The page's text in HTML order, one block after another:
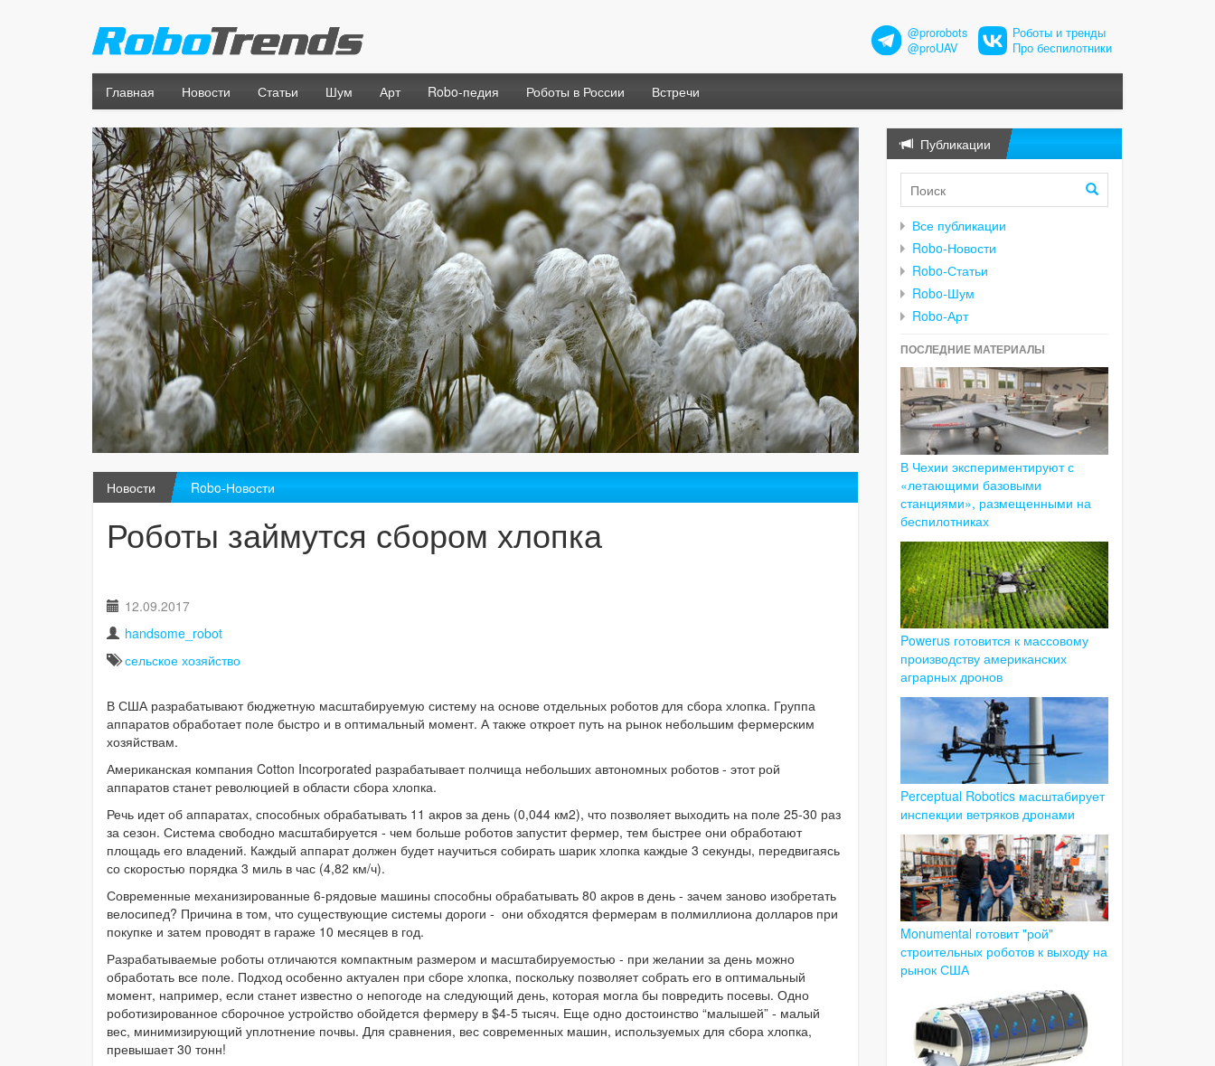
@prorobots
@proUAV
Роботы и тренды
Про беспилотники
Главная Новости Статьи Шум Арт Robo-педия Роботы в России Встречи
Новости Robo-Новости
Роботы займутся сбором хлопка
12.09.2017
handsome_robot
сельское хозяйство
В США разрабатывают бюджетную масштабируемую систему на основе отдельных роботов для сбора хлопка. Группа
аппаратов обработает поле быстро и в оптимальный момент. А также откроет путь на рынок небольшим фермерским
хозяйствам.
Американская компания Cotton Incorporated разрабатывает полчища небольших автономных роботов - этот рой
аппаратов станет революцией в области сбора хлопка.
Речь идет об аппаратах, способных обрабатывать 11 акров за день (0,044 км2), что позволяет выходить на поле 25-30 раз
за сезон. Система свободно масштабируется - чем больше роботов запустит фермер, тем быстрее они обработают
площадь его владений. Каждый аппарат должен будет научиться собирать шарик хлопка каждые 3 секунды, передвигаясь
со скоростью порядка 3 миль в час (4,82 км/ч).
Современные механизированные 6-рядовые машины способны обрабатывать 80 акров в день - зачем заново изобретать
велосипед? Причина в том, что существующие системы дороги - они обходятся фермерам в полмиллиона долларов при
покупке и затем проводят в гараже 10 месяцев в год.
Разрабатываемые роботы отличаются компактным размером и масштабируемостью - при желании за день можно
обработать все поле. Подход особенно актуален при сборе хлопка, поскольку позволяет собрать его в оптимальный
момент, например, если станет известно о непогоде на следующий день, которая могла бы повредить посевы. Одно
роботизированное сборочное устройство обойдется фермеру в $4-5 тысяч. Еще одно достоинство “малышей” - малый
вес, минимизирующий уплотнение почвы. Для сравнения, вес современных машин, используемых для сбора хлопка,
превышает 30 тонн!
Публикации
Все публикации
Robo-Новости
Robo-Статьи
Robo-Шум
Robo-Арт
ПОСЛЕДНИЕ МАТЕРИАЛЫ
В Чехии экспериментируют с
«летающими базовыми
станциями», размещенными на
беспилотниках
Powerus готовится к массовому
производству американских
аграрных дронов
Perceptual Robotics масштабирует
инспекции ветряков дронами
Monumental готовит "рой"
строительных роботов к выходу на
рынок США